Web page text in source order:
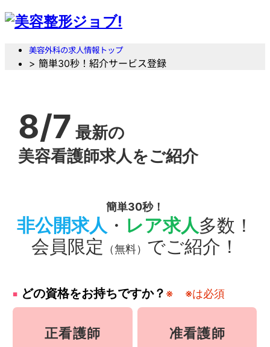
美容外科の求人情報トップ
> 簡単30秒！紹介サービス登録
8/7 最新の
美容看護師求人をご紹介
簡単30秒！
非公開求人 ・ レア求人多数！
会員限定
（無料） でご紹介！
どの資格をお持ちですか？ ※ ※は必須
正看護師 准看護師